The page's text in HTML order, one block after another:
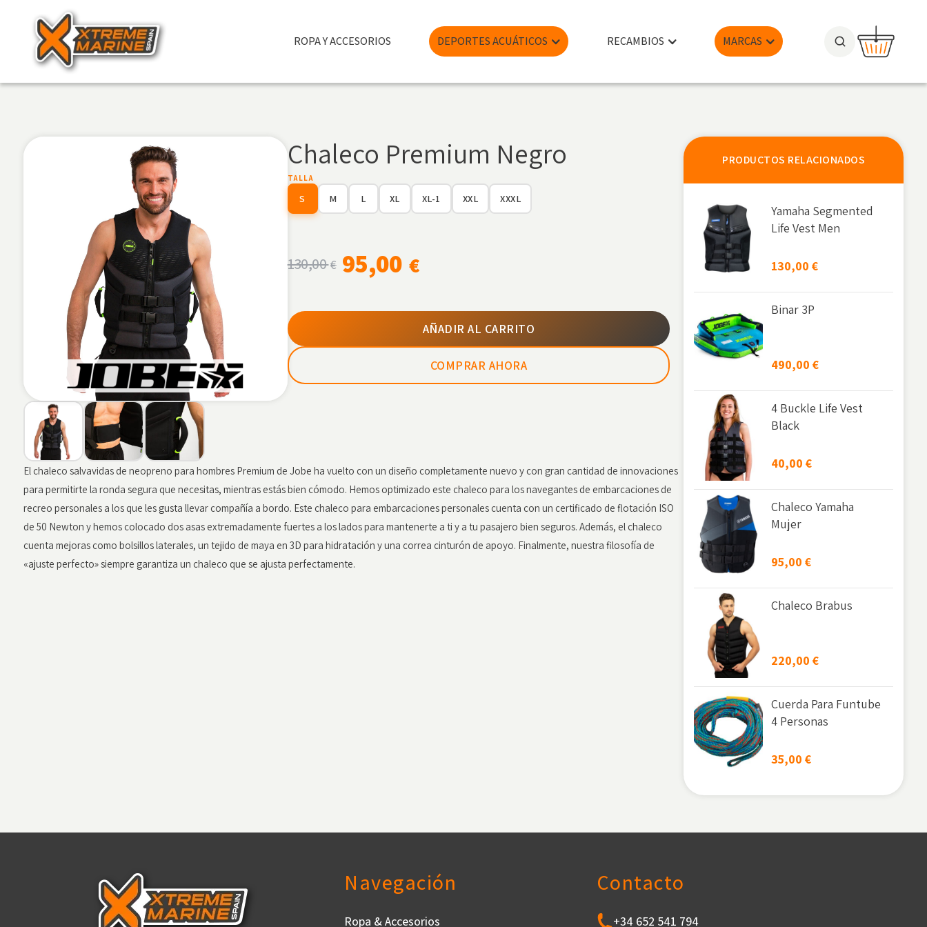
ROPA Y ACCESORIOS DEPORTES ACUÁTICOS RECAMBIOS MARCAS
Chaleco Premium Negro
TALLA
S M L XL XL-1 XXL XXXL
130,00€ 95,00 €
AÑADIR AL CARRITO
COMPRAR AHORA
El chaleco salvavidas de neopreno para hombres Premium de Jobe ha vuelto con un diseño completamente nuevo y con gran cantidad de innovaciones
para permitirte la ronda segura que necesitas, mientras estás bien cómodo. Hemos optimizado este chaleco para los navegantes de embarcaciones de
recreo personales a los que les gusta llevar compañía a bordo. Este chaleco para embarcaciones personales cuenta con un certificado de flotación ISO
de 50 Newton y hemos colocado dos asas extremadamente fuertes a los lados para mantenerte a ti y a tu pasajero bien seguros. Además, el chaleco
cuenta mejoras como bolsillos laterales, un tejido de maya en 3D para hidratación y una correa cinturón de apoyo. Finalmente, nuestra filosofía de
«ajuste perfecto» siempre garantiza un chaleco que se ajusta perfectamente.
PRODUCTOS RELACIONADOS
Yamaha Segmented
Life Vest Men
130,00€
Binar 3P
490,00€
4 Buckle Life Vest
Black
40,00€
Chaleco Yamaha
Mujer
95,00€
Chaleco Brabus
220,00€
Cuerda Para Funtube
4 Personas
35,00€
Navegación
Ropa & Accesorios
Contacto
+34 652 541 794